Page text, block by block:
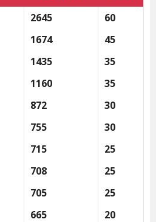
2645
60
1674
45
1435
35
1160
35
872
30
755
30
715
25
708
25
705
25
665
20